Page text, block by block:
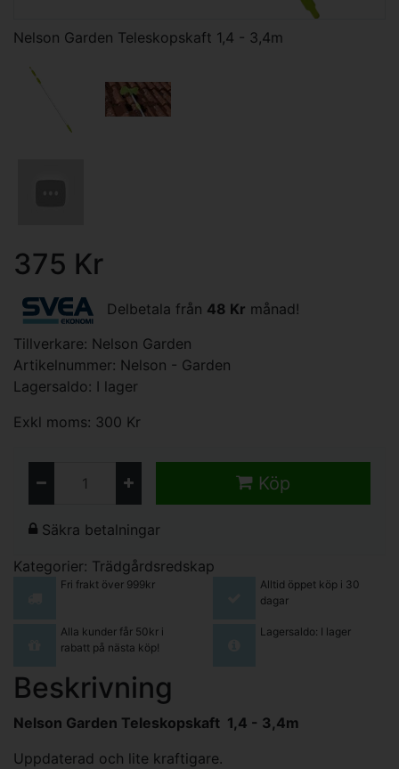
Nelson Garden Teleskopskaft 1,4 - 3,4m
375 Kr
Delbetala från 48 Kr månad!
Tillverkare: Nelson Garden
Artikelnummer: Nelson - Garden
Lagersaldo: I lager
Exkl moms: 300 Kr
Köp
Säkra betalningar
Kategorier: Trädgårdsredskap
Fri frakt över 999kr
Alltid öppet köp i 30
dagar
Alla kunder får 50kr i
rabatt på nästa köp!
Lagersaldo: I lager
Beskrivning
Nelson Garden Teleskopskaft 1,4 - 3,4m
Uppdaterad och lite kraftigare.